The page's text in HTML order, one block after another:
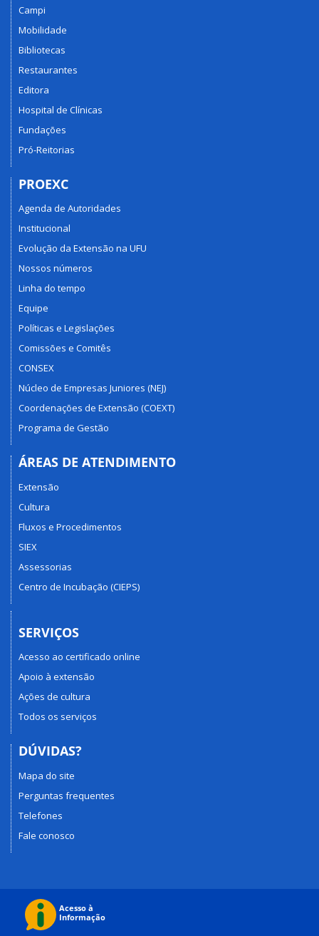
Campi
Mobilidade
Bibliotecas
Restaurantes
Editora
Hospital de Clínicas
Fundações
Pró-Reitorias
PROEXC
Agenda de Autoridades
Institucional
Evolução da Extensão na UFU
Nossos números
Linha do tempo
Equipe
Políticas e Legislações
Comissões e Comitês
CONSEX
Núcleo de Empresas Juniores (NEJ)
Coordenações de Extensão (COEXT)
Programa de Gestão
ÁREAS DE ATENDIMENTO
Extensão
Cultura
Fluxos e Procedimentos
SIEX
Assessorias
Centro de Incubação (CIEPS)
SERVIÇOS
Acesso ao certificado online
Apoio à extensão
Ações de cultura
Todos os serviços
DÚVIDAS?
Mapa do site
Perguntas frequentes
Telefones
Fale conosco